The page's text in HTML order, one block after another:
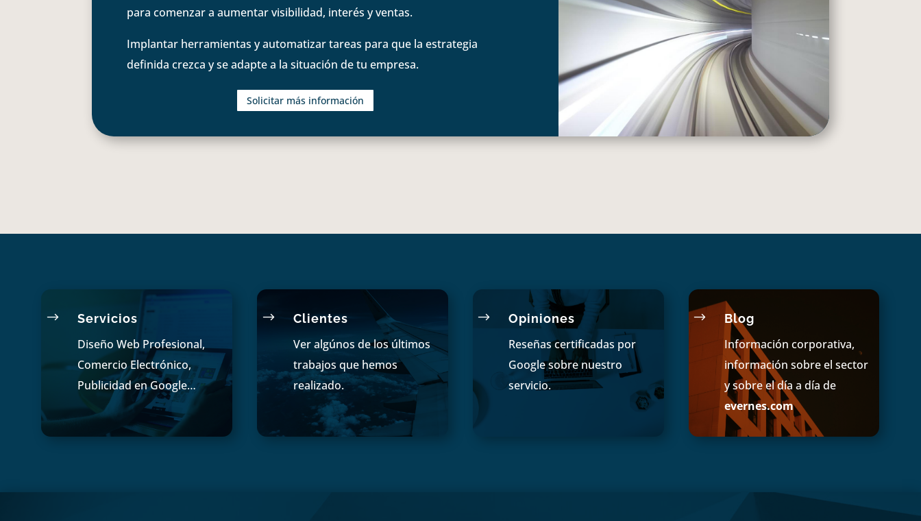
para comenzar a aumentar visibilidad, interés y ventas.
Implantar herramientas y automatizar tareas para que la estrategia
definida crezca y se adapte a la situación de tu empresa.
Solicitar más información
$ Servicios
Diseño Web Profesional,
Comercio Electrónico,
Publicidad en Google…
$ Clientes
Ver algúnos de los últimos
trabajos que hemos
realizado.
$ Opiniones
Reseñas certificadas por
Google sobre nuestro
servicio.
$ Blog
Información corporativa,
información sobre el sector
y sobre el día a día de
evernes.com